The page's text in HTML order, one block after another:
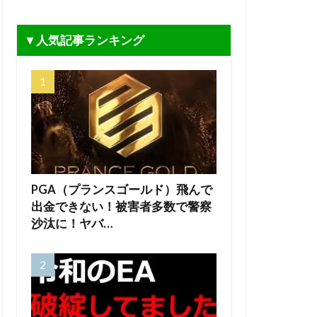
▼人気記事ランキング
PGA（プランスゴールド）飛んで
出金できない！被害者多数で警察
沙汰に！ヤバ…